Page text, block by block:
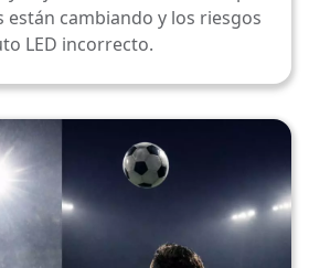
están cambiando y los riesgos
LED incorrecto.